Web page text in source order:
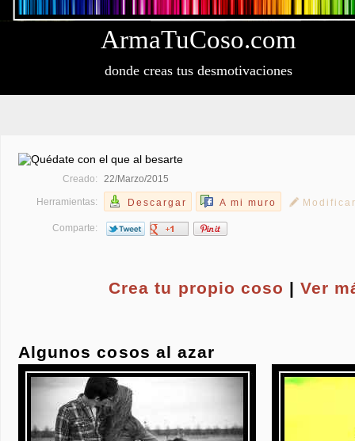
ArmaTuCoso.com
donde creas tus desmotivaciones
Creado: 22/Marzo/2015
Herramientas: Descargar A mi muro
Comparte:
Crea tu propio coso |Ver
Algunos cosos al azar